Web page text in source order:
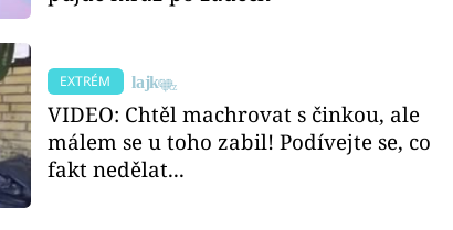
EXTRÉM
VIDEO: Chtěl machrovat s činkou, ale
málem se u toho zabil! Podívejte se, co
fakt nedělat...